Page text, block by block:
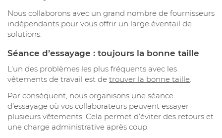
Nous collaborons avec un grand nombre de fournisseurs
indépendants pour vous offrir un large éventail de
solutions.
Séance d’essayage : toujours la bonne taille
L’un des problèmes les plus fréquents avec les
vêtements de travail est de trouver la bonne taille.
Par conséquent, nous organisons une séance
d’essayage où vos collaborateurs peuvent essayer
plusieurs vêtements. Cela permet d’éviter des retours et
une charge administrative après coup.